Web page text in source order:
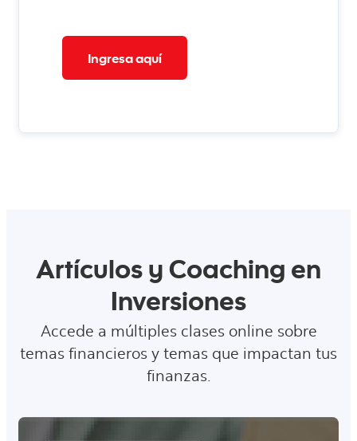
Ingresa aquí
Artículos y Coaching en
Inversiones
Accede a múltiples clases online sobre
temas financieros y temas que impactan tus
finanzas.